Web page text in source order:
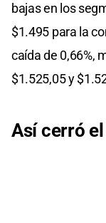
bajas en los
$1.495 para la
caída de 0,66%,
$1.525,05 y
Así cerró